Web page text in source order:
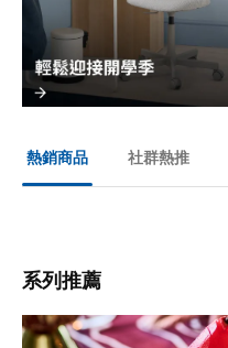
熱銷商品 社群熱推
系列推薦